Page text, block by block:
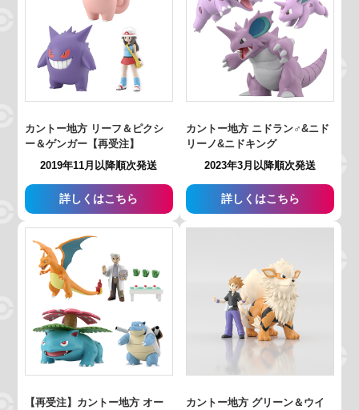
カントー地方 リーフ＆ピクシ
ー＆ゲンガー【再受注】
2019年11月以降順次発送
詳しくはこちら
カントー地方 ニドラン♂&ニド
リーノ&ニドキング
2023年3月以降順次発送
詳しくはこちら
【再受注】カントー地方 オー
カントー地方 グリーン＆ウイ